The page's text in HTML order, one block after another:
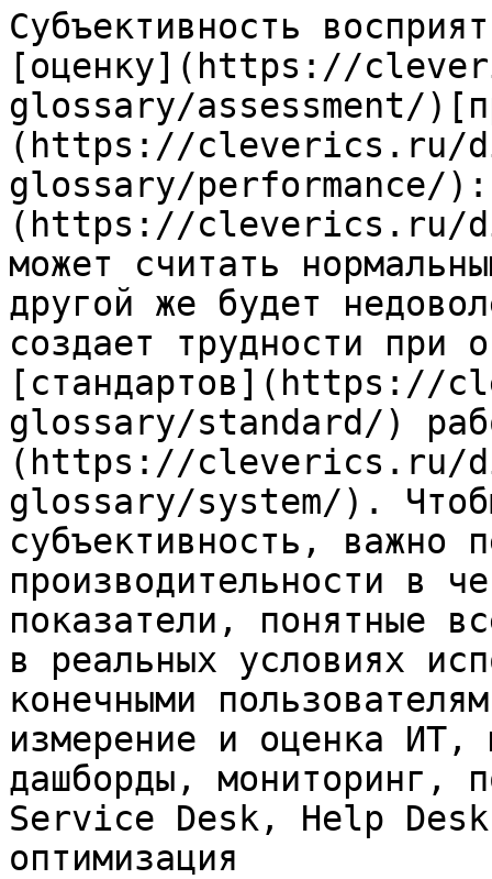
Субъективность
[оценку](https://
glossary/assessment/
(https://cleverics.ru/
glossary/performance/):
(https://cleverics.ru/
может считать
другой же будет
создает трудности при
glossary/standard/)
(https://cleverics.ru/
glossary/system/).
субъективность, важно
производительности в
показатели, понятные
в реальных условиях
конечными
измерение и оценка
дашборды, мониторинг,
Service Desk, Help
оптимизация